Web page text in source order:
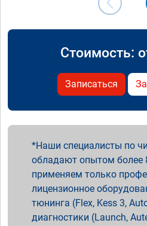
Стоимость:
Записаться
Наши специалисты по
обладают опытом более
применяем только
лицензионное
тюнинга (Flex, Kess 3,
диагностики (Launch,